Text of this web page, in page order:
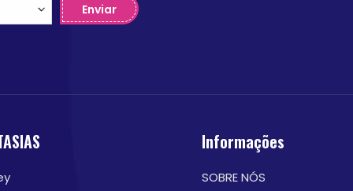
Enviar
Informações
SOBRE NÓS